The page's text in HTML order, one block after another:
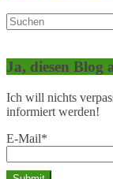
Ja, diesen Blog
Ich will nichts
informiert werden!
E-Mail*